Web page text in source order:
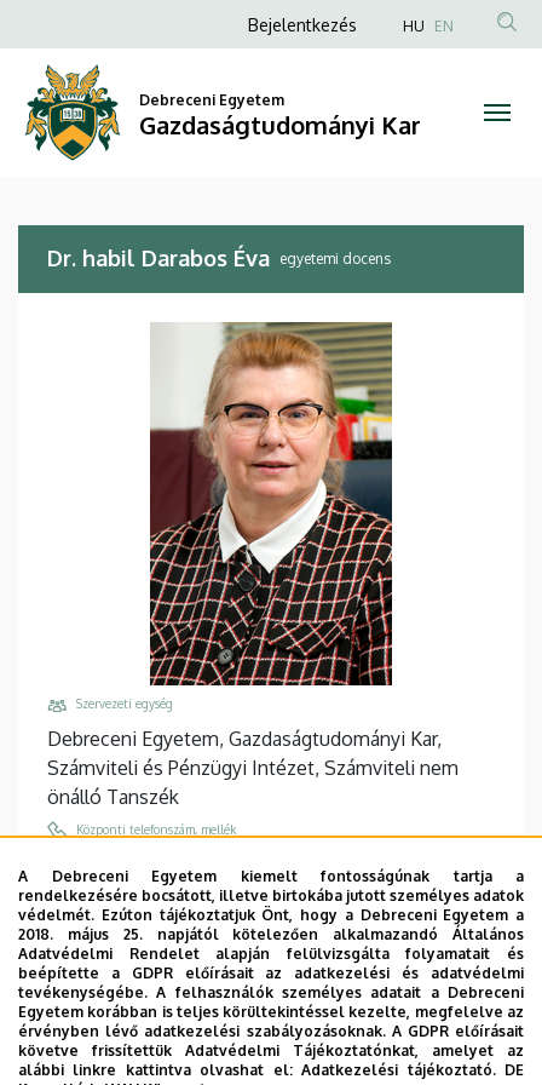
habil
Darabos
Gazdaságtudományi
a
tartalomra
Anonim
fiók
menüje
Bejelentkezés HU EN
Debreceni Egyetem
Gazdaságtudományi Kar
Dr. habil Darabos Éva egyetemi docens
Szervezeti egység
Debreceni Egyetem, Gazdaságtudományi Kar,
Számviteli és Pénzügyi Intézet, Számviteli nem
önálló Tanszék
Központi telefonszám, mellék
Email
darabos.eva@econ.unideb.hu
Cím
4032 Debrecen, Böszörményi út 138.
Épület, emelet, ajtó
GTK Mag-Ház, 1. emelet, 106
A Debreceni Egyetem kiemelt fontosságúnak tartja a
rendelkezésére bocsátott, illetve birtokába jutott személyes adatok
védelmét. Ezúton tájékoztatjuk Önt, hogy a Debreceni Egyetem a
2018. május 25. napjától kötelezően alkalmazandó Általános
Adatvédelmi Rendelet alapján felülvizsgálta folyamatait és
beépítette a GDPR előírásait az adatkezelési és adatvédelmi
tevékenységébe. A felhasználók személyes adatait a Debreceni
Egyetem korábban is teljes körültekintéssel kezelte, megfelelve az
érvényben lévő adatkezelési szabályozásoknak. A GDPR előírásait
követve frissítettük Adatvédelmi Tájékoztatónkat, amelyet az
alábbi linkre kattintva olvashat el:Adatkezelési tájékoztató. DE